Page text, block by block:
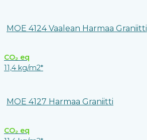
MOE 4124 Vaalean Harmaa Graniitti
CO₂ eq
11,4 kg/m2*
MOE 4127 Harmaa Graniitti
CO₂ eq